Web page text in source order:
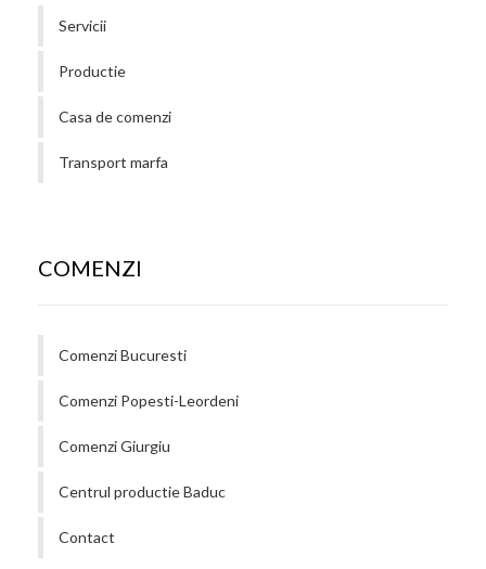
Servicii
Productie
Casa de comenzi
Transport marfa
COMENZI
Comenzi Bucuresti
Comenzi Popesti-Leordeni
Comenzi Giurgiu
Centrul productie Baduc
Contact